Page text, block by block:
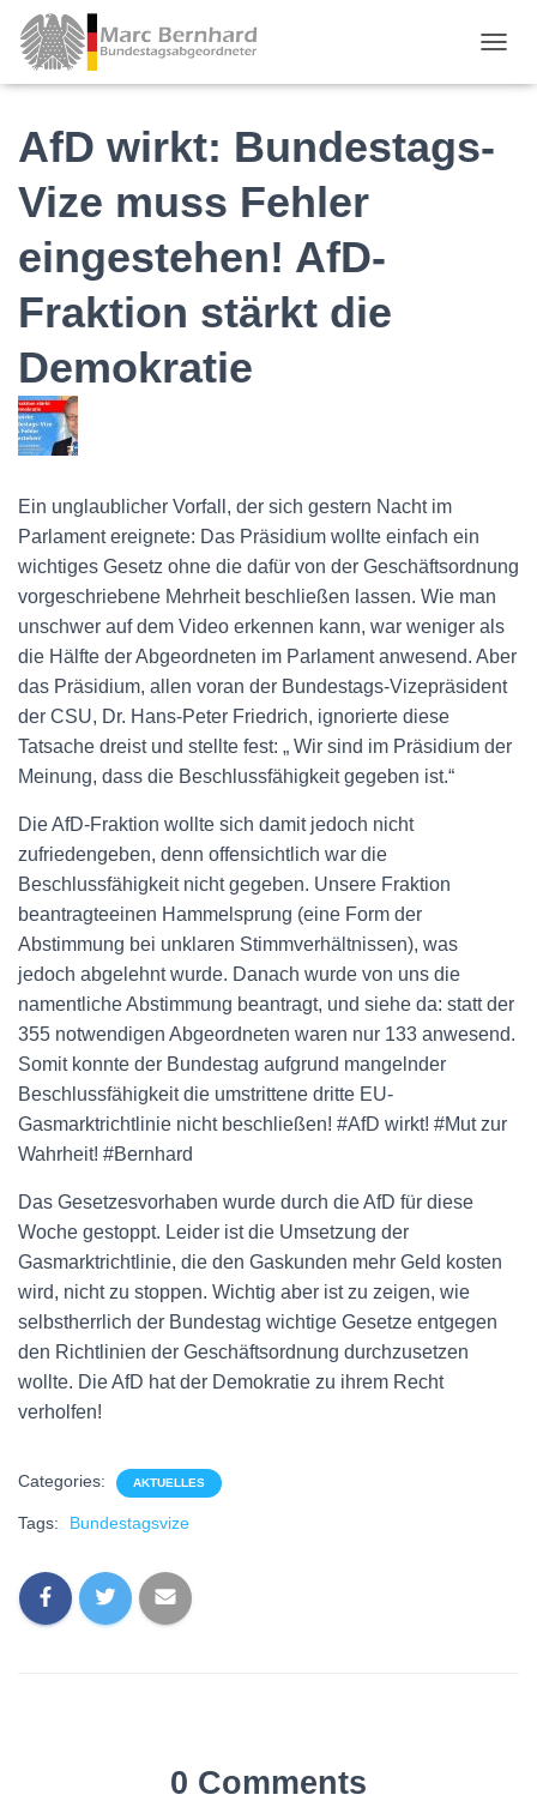
AfD wirkt: Bundestags-
Vize muss Fehler
eingestehen! AfD-
Fraktion stärkt die
Demokratie
Ein unglaublicher Vorfall, der sich gestern Nacht im
Parlament ereignete: Das Präsidium wollte einfach ein
wichtiges Gesetz ohne die dafür von der Geschäftsordnung
vorgeschriebene Mehrheit beschließen lassen. Wie man
unschwer auf dem Video erkennen kann, war weniger als
die Hälfte der Abgeordneten im Parlament anwesend. Aber
das Präsidium, allen voran der Bundestags-Vizepräsident
der CSU, Dr. Hans-Peter Friedrich, ignorierte diese
Tatsache dreist und stellte fest: „ Wir sind im Präsidium der
Meinung, dass die Beschlussfähigkeit gegeben ist.“
Die AfD-Fraktion wollte sich damit jedoch nicht
zufriedengeben, denn offensichtlich war die
Beschlussfähigkeit nicht gegeben. Unsere Fraktion
beantragteeinen Hammelsprung (eine Form der
Abstimmung bei unklaren Stimmverhältnissen), was
jedoch abgelehnt wurde. Danach wurde von uns die
namentliche Abstimmung beantragt, und siehe da: statt der
355 notwendigen Abgeordneten waren nur 133 anwesend.
Somit konnte der Bundestag aufgrund mangelnder
Beschlussfähigkeit die umstrittene dritte EU-
Gasmarktrichtlinie nicht beschließen! #AfD wirkt! #Mut zur
Wahrheit! #Bernhard
Das Gesetzesvorhaben wurde durch die AfD für diese
Woche gestoppt. Leider ist die Umsetzung der
Gasmarktrichtlinie, die den Gaskunden mehr Geld kosten
wird, nicht zu stoppen. Wichtig aber ist zu zeigen, wie
selbstherrlich der Bundestag wichtige Gesetze entgegen
den Richtlinien der Geschäftsordnung durchzusetzen
wollte. Die AfD hat der Demokratie zu ihrem Recht
verholfen!
Categories: AKTUELLES
Tags: Bundestagsvize
0 Comments